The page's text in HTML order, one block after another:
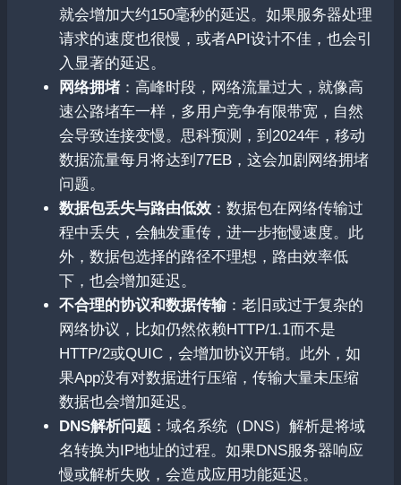
就会增加大约150毫秒的延迟。如果服务器处理
请求的速度也很慢，或者API设计不佳，也会引
入显著的延迟。
网络拥堵：高峰时段，网络流量过大，就像高
速公路堵车一样，多用户竞争有限带宽，自然
会导致连接变慢。思科预测，到2024年，移动
数据流量每月将达到77EB，这会加剧网络拥堵
问题。
数据包丢失与路由低效 ：数据包在网络传输过
程中丢失，会触发重传，进一步拖慢速度。此
外，数据包选择的路径不理想，路由效率低
下，也会增加延迟。
不合理的协议和数据传输：老旧或过于复杂的
网络协议，比如仍然依赖HTTP/1.1而不是
HTTP/2或QUIC，会增加协议开销。此外，如
果App没有对数据进行压缩，传输大量未压缩
数据也会增加延迟。
DNS解析问题 ：域名系统（DNS）解析是将域
名转换为IP地址的过程。如果DNS服务器响应
慢或解析失败，会造成应用功能延迟。